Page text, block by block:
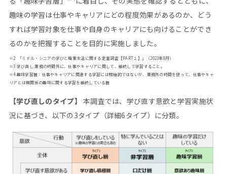
趣味の学習は仕事やキャリアにどの程度効果があるのか、どう
すれば学習対象を仕事や自身のキャリアにも向けることができ
るのかを把握することを目的に実施しました。
※2 「ミドル・シニアの学びと職業生活に関する定量調査【PART１】」（2023年8月）
※3 学び直し:業務の時間外に、仕事やキャリアに関して、継続して学習すること。
※4 趣味学習層：仕事やキャリアに関連する学習には積極的ではないが、業務外の時間を使って、仕事やキャ
リアとは無関係の趣味に関する学習を継続している層
【学び直しのタイプ】 本調査では、学び直す意欲と学習実施状
況に基づき、以下の3タイプ（詳細6タイプ）に分類。